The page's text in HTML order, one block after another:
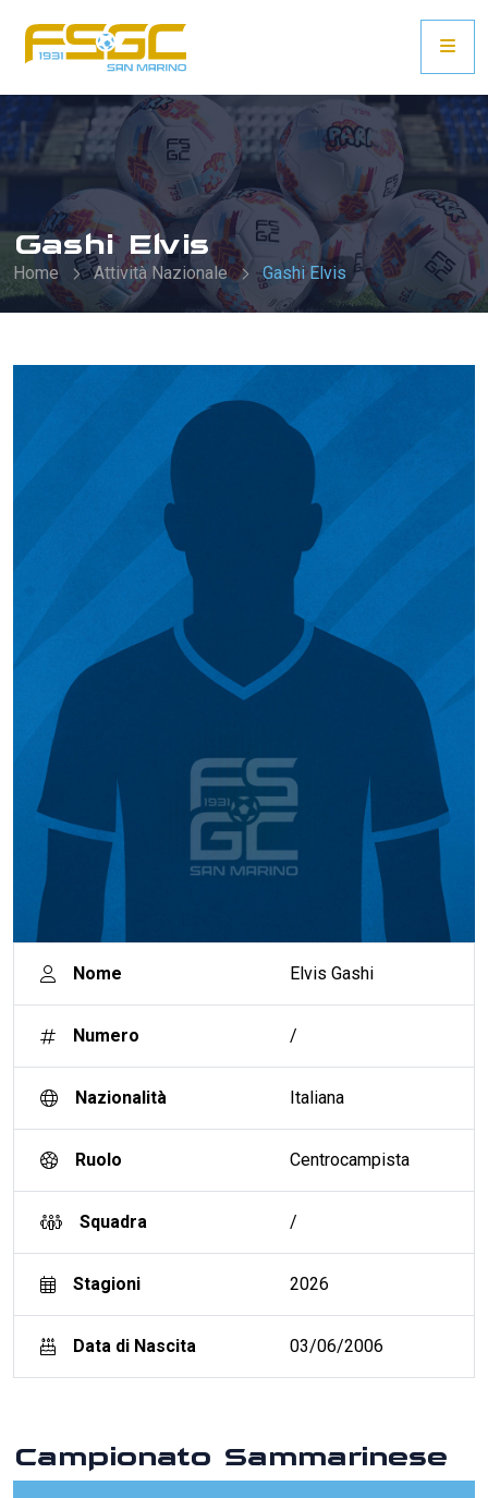
Gashi Elvis
Home Attività Nazionale Gashi Elvis
Nome Elvis Gashi
Numero /
Nazionalità Italiana
Ruolo Centrocampista
Squadra /
Stagioni 2026
Data di Nascita 03/06/2006
Campionato Sammarinese